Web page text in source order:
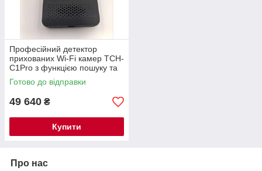
Професійний детектор
прихованих Wi-Fi камер TCH-
C1Pro з функцією пошуку та
локалізації — новинка 2026
року
Готово до відправки
49 640 ₴
Купити
Про нас